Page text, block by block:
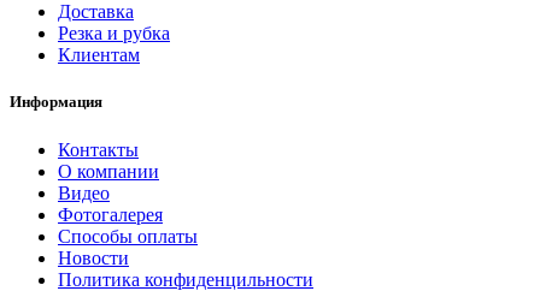
Доставка
Резка и рубка
Клиентам
Информация
Контакты
О компании
Видео
Фотогалерея
Способы оплаты
Новости
Политика конфиденцильности